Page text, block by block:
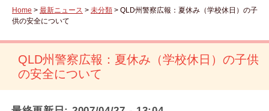
Home > 最新ニュース > 未分類 > QLD州警察広報：夏休み（学校休日）の子
供の安全について
QLD州警察広報：夏休み（学校休日）の子供
の安全について